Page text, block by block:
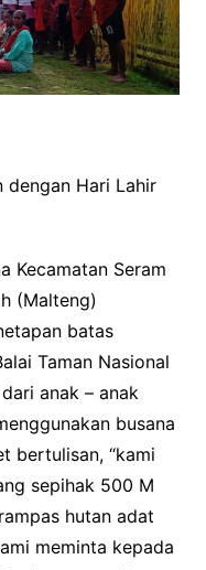
Hari Lahir
Kecamatan Seram
(Malteng)
batas
Taman Nasional
anak – anak
busana
bertulisan, “kami
sepihak 500 M
hutan adat
meminta kepada